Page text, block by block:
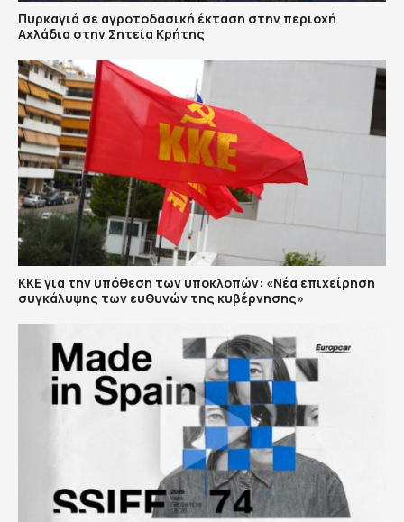
Πυρκαγιά σε αγροτοδασική έκταση στην περιοχή
Αχλάδια στην Σητεία Κρήτης
ΚΚΕ για την υπόθεση των υποκλοπών: «Νέα επιχείρηση
συγκάλυψης των ευθυνών της κυβέρνησης»